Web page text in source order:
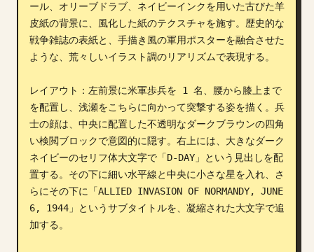
ール、オリーブドラブ、ネイビーインクを用いた古びた羊
皮紙の背景に、風化した紙のテクスチャを施す。歴史的な
戦争雑誌の表紙と、手描き風の軍用ポスターを融合させた
ような、荒々しいイラスト調のリアリズムで表現する。
レイアウト：左前景に米軍歩兵を 1 名、腰から膝上まで
を配置し、浅瀬をこちらに向かって突撃する姿を描く。兵
士の顔は、中央に配置した不透明なダークブラウンの四角
い検閲ブロックで意図的に隠す。右上には、大きなダーク
ネイビーのセリフ体大文字で「D-DAY」という見出しを配
置する。その下に細い水平線と中央に小さな星を入れ、さ
らにその下に「ALLIED INVASION OF NORMANDY, JUNE
6, 1944」というサブタイトルを、凝縮された大文字で追
加する。